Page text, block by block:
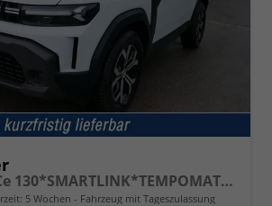
Expression TCe 130*SMARTLINK*TEMPOMAT*LED*PDC-KAMERA*SHZ*KLIMA*17-ZOLL
5 Wochen Fahrzeug mit Tageszulassung